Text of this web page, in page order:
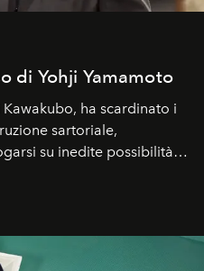
di Yohji Yamamoto
Kawakubo, ha scardinato i
sartoriale,
su inedite possibilità
stesso di silhouette.
della moda.